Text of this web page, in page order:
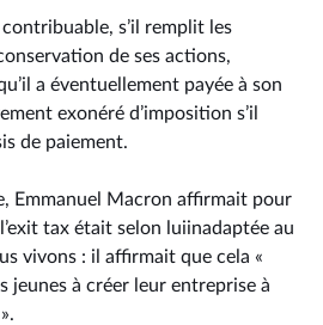
s’il remplit les
de ses actions,
a éventuellement payée à son
exonéré d’imposition s’il
de paiement.
Emmanuel Macron affirmait pour
tax était selon luiinadaptée au
vivons : il affirmait que cela «
jeunes à créer leur entreprise à